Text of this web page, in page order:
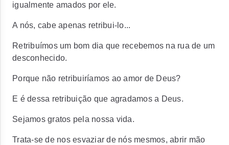
igualmente amados por ele.
A nós, cabe apenas retribui-lo...
Retribuímos um bom dia que recebemos na rua de um
desconhecido.
Porque não retribuiríamos ao amor de Deus?
E é dessa retribuição que agradamos a Deus.
Sejamos gratos pela nossa vida.
Trata-se de nos esvaziar de nós mesmos, abrir mão